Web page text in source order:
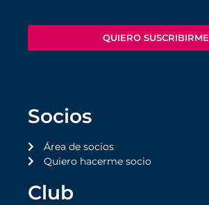
QUIERO SUSCRIBIRME
Socios
Área de socios
Quiero hacerme socio
Club